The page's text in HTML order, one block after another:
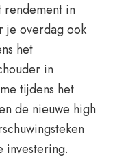
in
je overdag ook
het
in
tijdens het
de nieuwe high
investering.